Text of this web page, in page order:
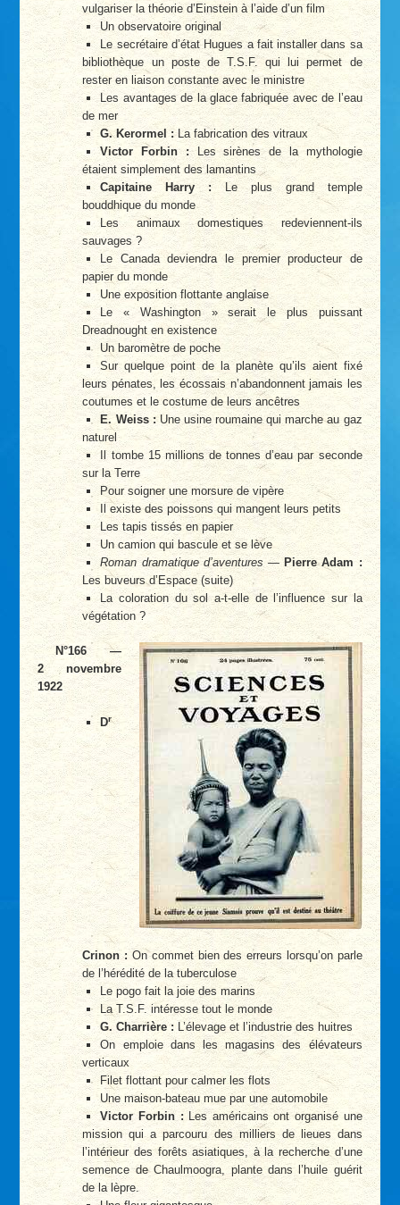
vulgariser la théorie d’Einstein à l’aide d’un film
Un observatoire original
Le secrétaire d’état Hugues a fait installer dans sa
bibliothèque un poste de T.S.F. qui lui permet de
rester en liaison constante avec le ministre
Les avantages de la glace fabriquée avec de l’eau
de mer
G. Kerormel :La fabrication des vitraux
Victor Forbin :Les sirènes de la mythologie
étaient simplement des lamantins
Capitaine Harry :Le plus grand temple
bouddhique du monde
Les animaux domestiques redeviennent-ils
sauvages ?
Le Canada deviendra le premier producteur de
papier du monde
Une exposition flottante anglaise
Le « Washington » serait le plus puissant
Dreadnought en existence
Un baromètre de poche
Sur quelque point de la planète qu’ils aient fixé
leurs pénates, les écossais n’abandonnent jamais les
coutumes et le costume de leurs ancêtres
E. Weiss :Une usine roumaine qui marche au gaz
naturel
Il tombe 15 millions de tonnes d’eau par seconde
sur la Terre
Pour soigner une morsure de vipère
Il existe des poissons qui mangent leurs petits
Les tapis tissés en papier
Un camion qui bascule et se lève
Roman dramatique d’aventures — Pierre Adam :
Les buveurs d’Espace (suite)
La coloration du sol a-t-elle de l’influence sur la
végétation ?
N°166 —
2 novembre
1922
Dr
Crinon : On commet bien des erreurs lorsqu’on parle
de l’hérédité de la tuberculose
Le pogo fait la joie des marins
La T.S.F. intéresse tout le monde
G. Charrière : L’élevage et l’industrie des huitres
On emploie dans les magasins des élévateurs
verticaux
Filet flottant pour calmer les flots
Une maison-bateau mue par une automobile
Victor Forbin :Les américains ont organisé une
mission qui a parcouru des milliers de lieues dans
l’intérieur des forêts asiatiques, à la recherche d’une
semence de Chaulmoogra, plante dans l’huile guérit
de la lèpre.